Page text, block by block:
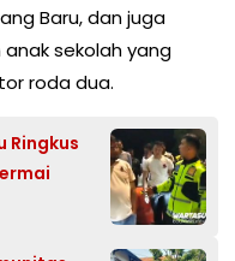
Baru, dan juga
sekolah yang
roda dua.
Ringkus